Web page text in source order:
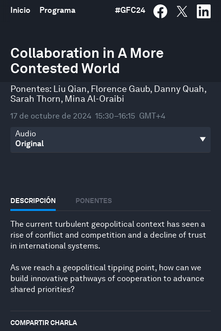
Inicio Programa #GFC24
Collaboration in A More
Contested World
Ponentes: Liu Qian, Florence Gaub, Danny Quah,
Sarah Thorn, Mina Al-Oraibi
17 de octubre de 2024 15:30–16:15 GMT+4
Audio
DESCRIPCIÓN PONENTES
The current turbulent geopolitical context has seen a
rise of conflict and competition and a decline of trust
in international systems.
As we reach a geopolitical tipping point, how can we
build innovative pathways of cooperation to advance
shared priorities?
COMPARTIR CHARLA
seconds
of
47
minutes,
seconds